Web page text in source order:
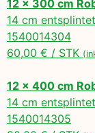
12 x 300 cm
14 cm
1540014304
60,00 € / STK
12 x 400 cm
14 cm
1540014305